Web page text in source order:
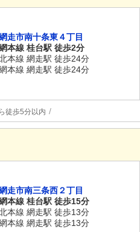
走市南十条東４丁目
本線 桂台駅 徒歩2分
北本線 網走駅 徒歩24分
網本線 網走駅 徒歩24分
徒歩5分以内
走市南三条西２丁目
本線 桂台駅 徒歩15分
北本線 網走駅 徒歩13分
網本線 網走駅 徒歩13分